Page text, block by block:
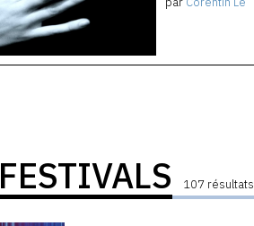
FESTIVALS 107 résultats